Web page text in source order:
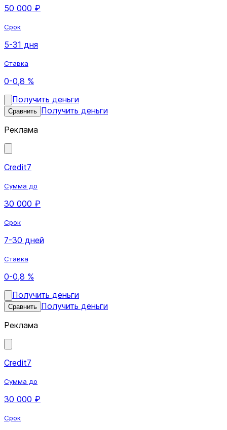
50 000 ₽
Срок
5-31 дня
Ставка
0-0,8 %
Получить деньги
Сравнить Получить деньги
Реклама
Credit7
Сумма до
30 000 ₽
Срок
7-30 дней
Ставка
0-0,8 %
Получить деньги
Сравнить Получить деньги
Реклама
Credit7
Сумма до
30 000 ₽
Срок